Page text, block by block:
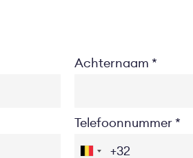
Achternaam
Telefoonnummer